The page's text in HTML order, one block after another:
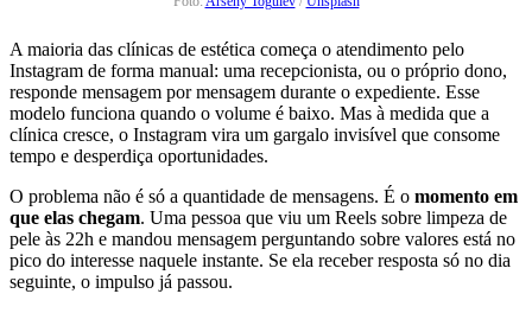
A maioria das clínicas de estética começa o atendimento pelo
Instagram de forma manual: uma recepcionista, ou o próprio dono,
responde mensagem por mensagem durante o expediente. Esse
modelo funciona quando o volume é baixo. Mas à medida que a
clínica cresce, o Instagram vira um gargalo invisível que consome
tempo e desperdiça oportunidades.
O problema não é só a quantidade de mensagens. É o momento em
que elas chegam. Uma pessoa que viu um Reels sobre limpeza de
pele às 22h e mandou mensagem perguntando sobre valores está no
pico do interesse naquele instante. Se ela receber resposta só no dia
seguinte, o impulso já passou.